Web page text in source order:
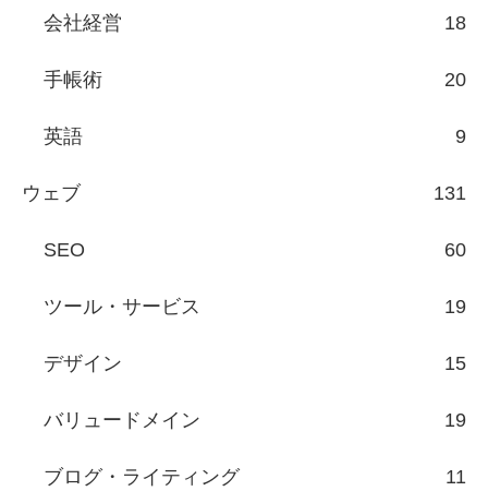
会社経営 18
手帳術 20
英語 9
ウェブ 131
SEO 60
ツール・サービス 19
デザイン 15
バリュードメイン 19
ブログ・ライティング 11